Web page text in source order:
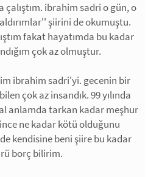
çalıştım. ibrahim sadri o gün, o
şiirini de okumuştu.
fakat hayatımda bu kadar
çok az olmuştur.
ibrahim sadri'yi. gecenin bir
çok az insandık. 99 yılında
anlamda tarkan kadar meşhur
ne kadar kötü olduğunu
kendisine beni şiire bu kadar
borç bilirim.